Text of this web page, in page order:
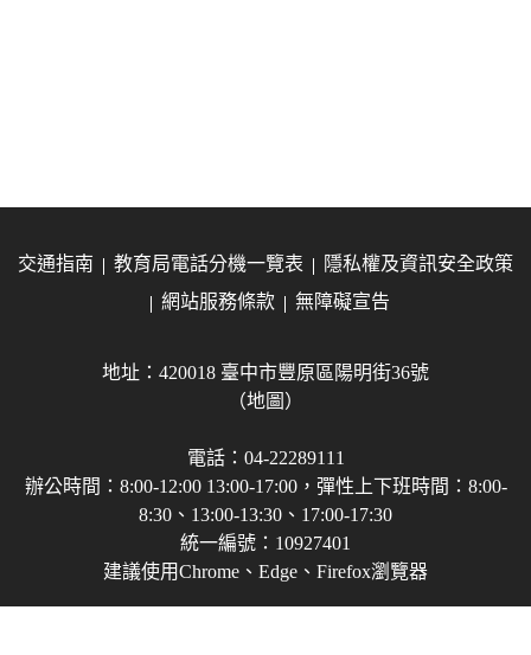
交通指南 教育局電話分機一覽表
隱私權及資訊安全政策
網站服務條款
無障礙宣告
地址：420018 臺中市豐原區陽明街36號
（地圖）
電話：04-22289111
辦公時間：8:00-12:00 13:00-17:00，彈性上下班時間：8:00-
8:30、13:00-13:30、17:00-17:30
統一編號：10927401
建議使用Chrome、Edge、Firefox瀏覽器